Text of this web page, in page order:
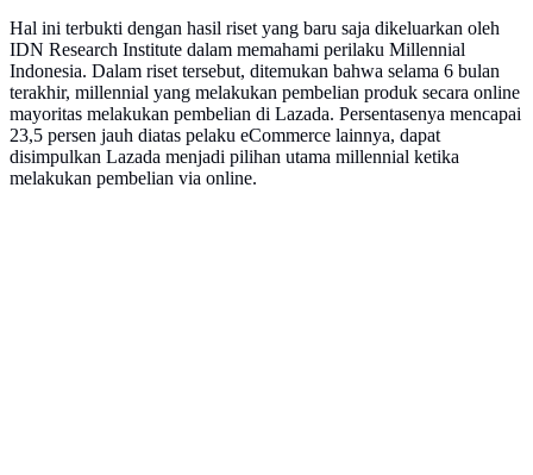
Hal ini terbukti dengan hasil riset yang baru saja dikeluarkan oleh
IDN Research Institute dalam memahami perilaku Millennial
Indonesia. Dalam riset tersebut, ditemukan bahwa selama 6 bulan
terakhir, millennial yang melakukan pembelian produk secara online
mayoritas melakukan pembelian di Lazada. Persentasenya mencapai
23,5 persen jauh diatas pelaku eCommerce lainnya, dapat
disimpulkan Lazada menjadi pilihan utama millennial ketika
melakukan pembelian via online.